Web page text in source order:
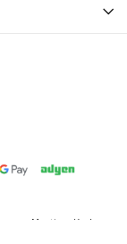
Mentions légales